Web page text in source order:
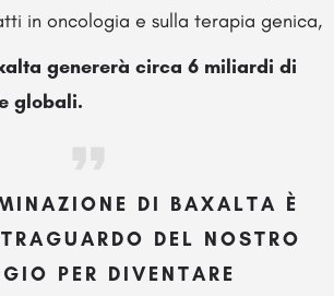
in oncologia e sulla terapia genica,
genererà circa 6 miliardi di
globali.
DI BAXALTA È
DEL NOSTRO
PER DIVENTARE